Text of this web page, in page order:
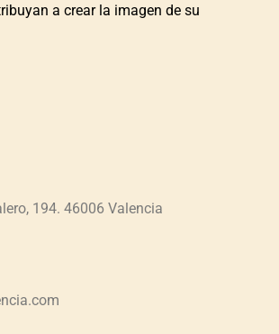
a crear la imagen de su
194. 46006 Valencia